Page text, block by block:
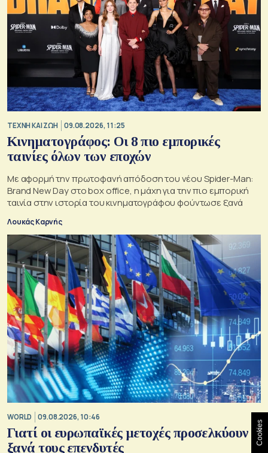
TΕΧΝΗ ΚΑΙ ΖΩΗ 09.08.2026, 11:25
Κινηματογράφος: Οι 8 πιο εμπορικές
ταινίες όλων των εποχών
Με αφορμή την πρωτοφανή απόδοση του νέου Spider-Man:
Brand New Day στο box office, η μάχη για την πιο εμπορική
ταινία στην ιστορία του κινηματογράφου φούντωσε ξανά
Λουκάς Καρνής
WORLD 09.08.2026, 10:46
Γιατί οι ευρωπαϊκές μετοχές προσελκύουν
ξανά τους επενδυτές
Cookies